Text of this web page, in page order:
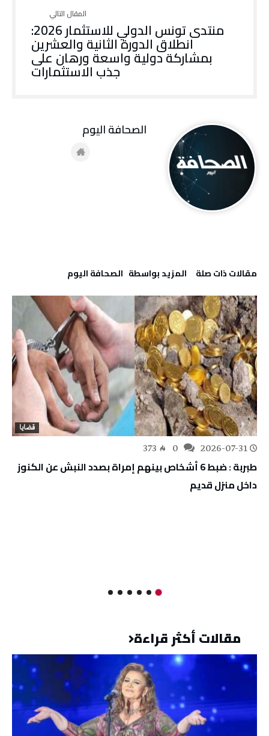
منتدى تونس الدولي للاستثمار 2026:
انطلاق الدورة الثانية والعشرين
بمشاركة دولية واسعة ورهان على
جذب الاستثمارات
‫مقالات ذات صلة‬ ‫‫المزيد بواسطة‬ ‬ ‭ ‬الصحافة‭ ‬اليوم
قضايا
2026-07-31
373
طبربة : ضبط 6 أشخاص بينهم إمراة بصدد النبش عن الكنوز
داخل منزل قديم
مقالات أكثر قراءة